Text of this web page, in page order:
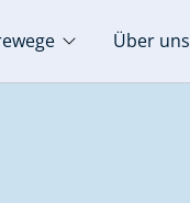
Über uns